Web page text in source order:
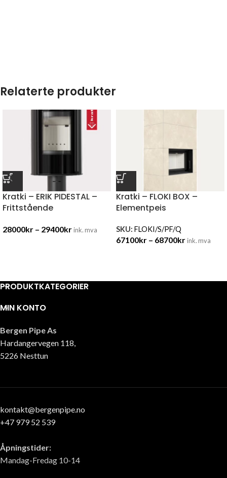
Relaterte produkter
Kratki – ERIK PIDESTAL –
Frittstående
28000kr – 29400krink. mva
Kratki – FLOKI BOX –
Elementpeis
SKU: FLOKI/S/PF/Q
67100kr – 68700krink. mva
PRODUKTKATEGORIER
MIN KONTO
Bergen Pipe As
Hardangervegen 118,
5226 Nesttun
kontakt@bergenpipe.no
+47 979 52 539
Åpningstider:
Mandag-Fredag 10-14